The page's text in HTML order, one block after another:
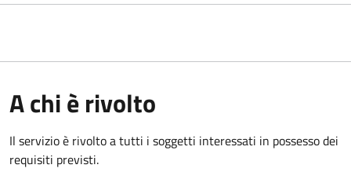
A chi è rivolto
Il servizio è rivolto a tutti i soggetti interessati in possesso dei
requisiti previsti.